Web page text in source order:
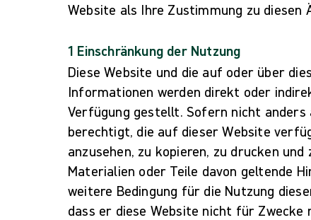
Website als Ihre Zustimmung zu diesen
1 Einschränkung der Nutzung
Diese Website und die auf oder über
Informationen werden direkt oder
Verfügung gestellt. Sofern nicht anders
berechtigt, die auf dieser Website
anzusehen, zu kopieren, zu drucken
Materialien oder Teile davon geltende
weitere Bedingung für die Nutzung
dass er diese Website nicht für